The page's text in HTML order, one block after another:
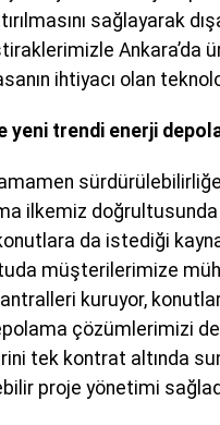
sağlayarak
Ankara’da
ihtiyacı olan
yeni trendi enerji
ilkemiz
konutlara da istediği
müşterilerimize
kuruyor,
çözümlerimizi
tek kontrat altında
proje yönetimi